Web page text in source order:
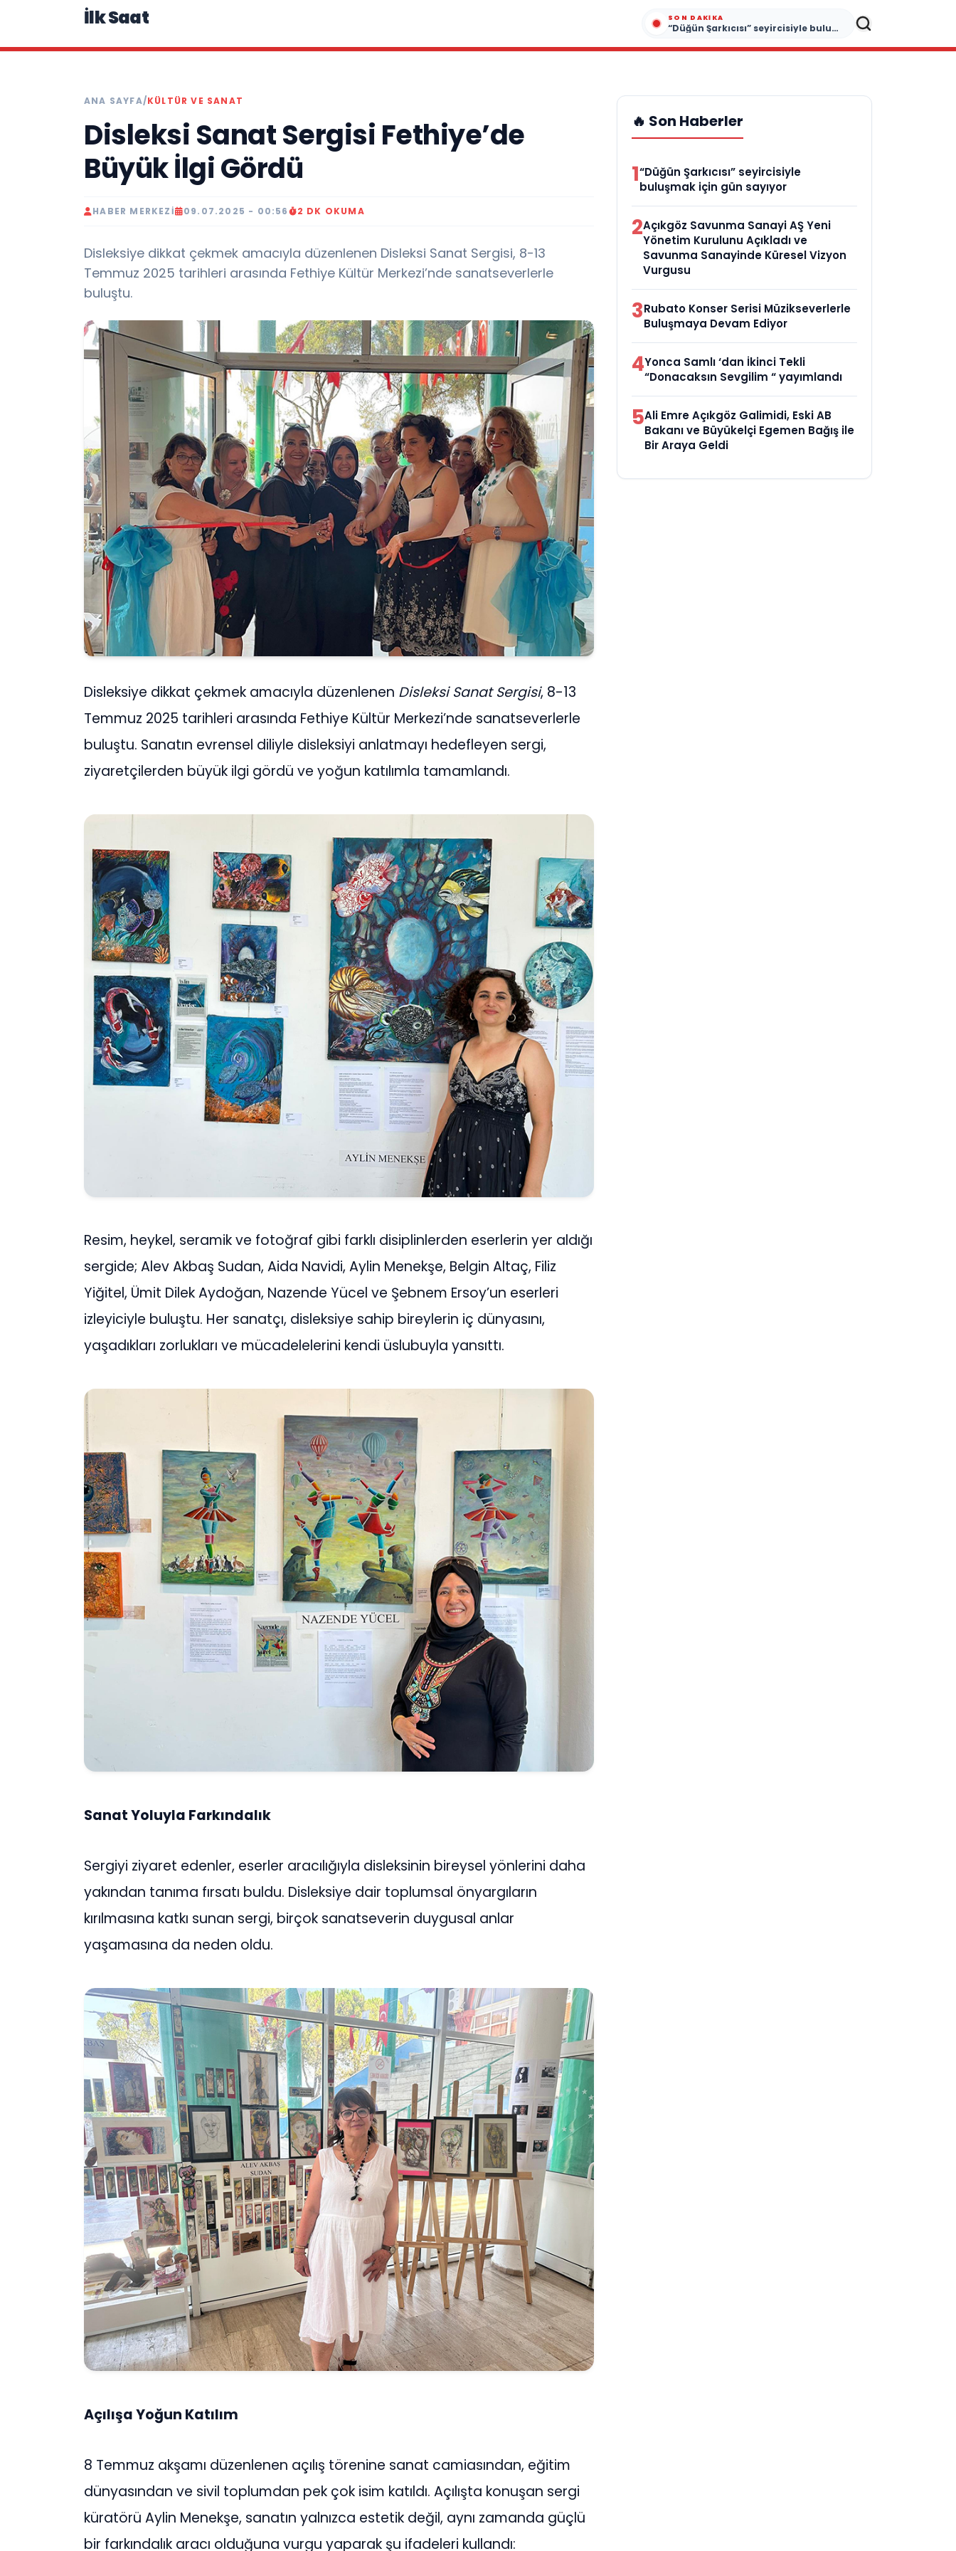
İlk Saat SON DAKIKA
“Düğün Şarkıcısı” seyircisiyle buluşmak için gün sayıyor
ANA SAYFA/KÜLTÜR VE SANAT
Disleksi Sanat Sergisi Fethiye’de
Büyük İlgi Gördü
HABER MERKEZI 09.07.2025 - 00:56 2 DK OKUMA
Disleksiye dikkat çekmek amacıyla düzenlenen Disleksi Sanat Sergisi, 8-13
Temmuz 2025 tarihleri arasında Fethiye Kültür Merkezi’nde sanatseverlerle
buluştu.
Disleksiye dikkat çekmek amacıyla düzenlenen Disleksi Sanat Sergisi, 8-13
Temmuz 2025 tarihleri arasında Fethiye Kültür Merkezi’nde sanatseverlerle
buluştu. Sanatın evrensel diliyle disleksiyi anlatmayı hedefleyen sergi,
ziyaretçilerden büyük ilgi gördü ve yoğun katılımla tamamlandı.
Resim, heykel, seramik ve fotoğraf gibi farklı disiplinlerden eserlerin yer aldığı
sergide; Alev Akbaş Sudan, Aida Navidi, Aylin Menekşe, Belgin Altaç, Filiz
Yiğitel, Ümit Dilek Aydoğan, Nazende Yücel ve Şebnem Ersoy’un eserleri
izleyiciyle buluştu. Her sanatçı, disleksiye sahip bireylerin iç dünyasını,
yaşadıkları zorlukları ve mücadelelerini kendi üslubuyla yansıttı.
Sanat Yoluyla Farkındalık
Sergiyi ziyaret edenler, eserler aracılığıyla disleksinin bireysel yönlerini daha
yakından tanıma fırsatı buldu. Disleksiye dair toplumsal önyargıların
kırılmasına katkı sunan sergi, birçok sanatseverin duygusal anlar
yaşamasına da neden oldu.
Açılışa Yoğun Katılım
8 Temmuz akşamı düzenlenen açılış törenine sanat camiasından, eğitim
dünyasından ve sivil toplumdan pek çok isim katıldı. Açılışta konuşan sergi
küratörü Aylin Menekşe, sanatın yalnızca estetik değil, aynı zamanda güçlü
bir farkındalık aracı olduğuna vurgu yaparak şu ifadeleri kullandı:
🔥 Son Haberler
1“Düğün Şarkıcısı” seyircisiyle
buluşmak için gün sayıyor
2Açıkgöz Savunma Sanayi AŞ Yeni
Yönetim Kurulunu Açıkladı ve
Savunma Sanayinde Küresel Vizyon
Vurgusu
3Rubato Konser Serisi Müzikseverlerle
Buluşmaya Devam Ediyor
4Yonca Samlı ‘dan İkinci Tekli
“Donacaksın Sevgilim “ yayımlandı
5Ali Emre Açıkgöz Galimidi, Eski AB
Bakanı ve Büyükelçi Egemen Bağış ile
Bir Araya Geldi